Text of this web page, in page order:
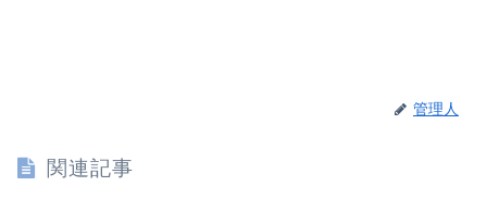
管理人
関連記事